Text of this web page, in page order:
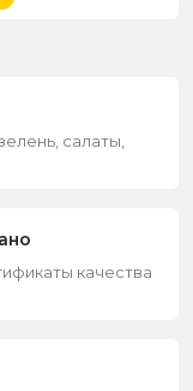
салаты,
качества